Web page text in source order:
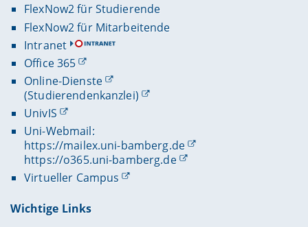
FlexNow2 für Studierende
FlexNow2 für Mitarbeitende
Intranet
Office 365
Online-Dienste
(Studierendenkanzlei)
UnivIS
Uni-Webmail:
https://mailex.uni-bamberg.de
https://o365.uni-bamberg.de
Virtueller Campus
Wichtige Links